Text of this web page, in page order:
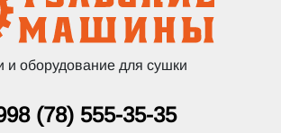
и оборудование для сушки
(78) 555-35-35